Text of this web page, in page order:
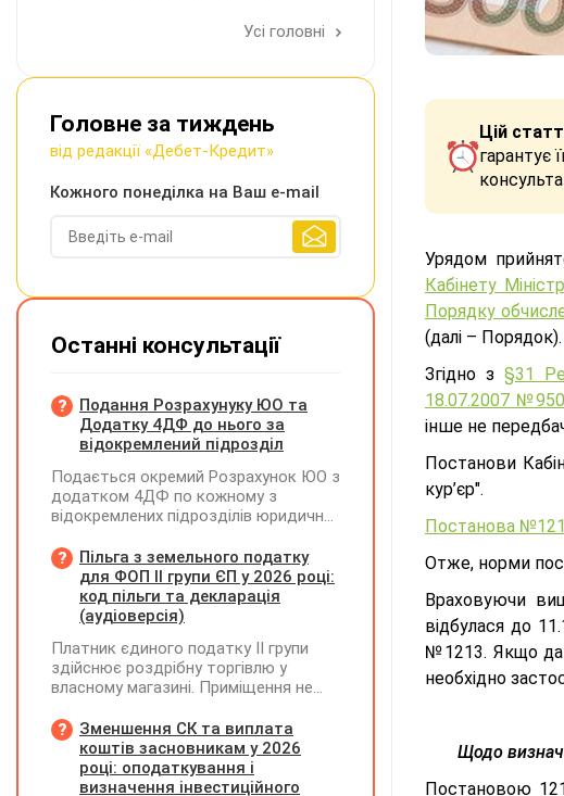
Цій
гарантує
Урядом
Кабінету
Порядку
(далі – Порядок).
Згідно з §31
18.07.2007 №950
інше не
Постанови
кур’єр".
Постанова
Отже, норми
Враховуючи
відбулася до
№1213. Якщо
необхідно
Щодо
Постановою
Усі головні
Головне за тиждень
від редакції «Дебет-Кредит»
Кожного понеділка на Ваш e-mail
Останні консультації
Подання Розрахунуку ЮО та
Додатку 4ДФ до нього за
відокремлений підрозділ
Подається окремий Розрахунок ЮО з
додатком 4ДФ по кожному з
відокремлених підрозділів юридичної
нараховувати, утримувати і
сплачувати (перераховувати)
податок на доходи фізичних осіб до
бюджету
Пільга з земельного податку
для ФОП ІІ групи ЄП у 2026 році:
код пільги та декларація
(аудіоверсія)
Платник єдиного податку ІІ групи
здійснює роздрібну торгівлю у
власному магазині. Приміщення не
земельну ділянку має як ФОП. Як
правильно застосувати пільгу з
земельного податку? Подано форму
№20-ОПП на магазин і землю. Чи
Зменшення СК та виплата
коштів засновникам у 2026
році: оподаткування і
визначення інвестиційного